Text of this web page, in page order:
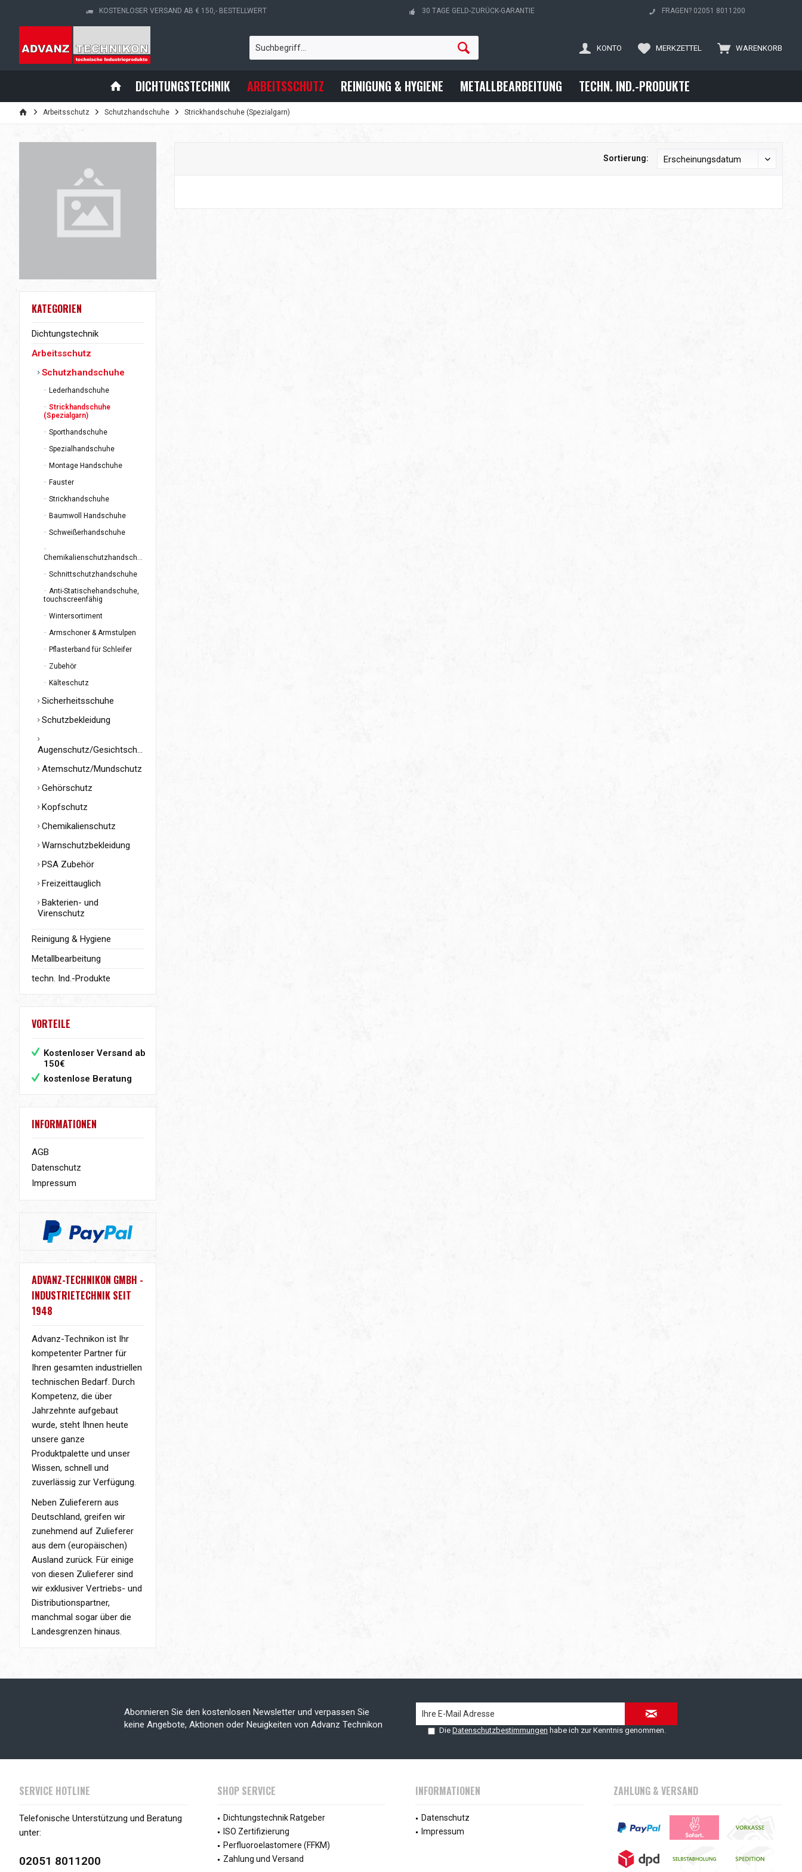
KOSTENLOSER VERSAND AB € 150,- BESTELLWERT 30 TAGE GELD-ZURÜCK-GARANTIE FRAGEN? 02051 8011200
WARENKORB
MERKZETTEL
KONTO
DICHTUNGSTECHNIK ARBEITSSCHUTZ REINIGUNG & HYGIENE METALLBEARBEITUNG TECHN. IND.-PRODUKTE
Arbeitsschutz Schutzhandschuhe Strickhandschuhe (Spezialgarn)
KATEGORIEN
Dichtungstechnik
Arbeitsschutz
Schutzhandschuhe
Lederhandschuhe
Strickhandschuhe
(Spezialgarn)
Sporthandschuhe
Spezialhandschuhe
Montage Handschuhe
Fauster
Strickhandschuhe
Baumwoll Handschuhe
Schweißerhandschuhe
Chemikalienschutzhandschuhe
Schnittschutzhandschuhe
Anti-Statischehandschuhe,
touchscreenfähig
Wintersortiment
Armschoner & Armstulpen
Pflasterband für Schleifer
Zubehör
Kälteschutz
Sicherheitsschuhe
Schutzbekleidung
Augenschutz/Gesichtschutz
Atemschutz/Mundschutz
Gehörschutz
Kopfschutz
Chemikalienschutz
Warnschutzbekleidung
PSA Zubehör
Freizeittauglich
Bakterien- und
Virenschutz
Reinigung & Hygiene
Metallbearbeitung
techn. Ind.-Produkte
VORTEILE
Kostenloser Versand ab
150€
kostenlose Beratung
INFORMATIONEN
AGB
Datenschutz
Impressum
ADVANZ-TECHNIKON GMBH -
INDUSTRIETECHNIK SEIT
1948
Advanz-Technikon ist Ihr
kompetenter Partner für
Ihren gesamten industriellen
technischen Bedarf. Durch
Kompetenz, die über
Jahrzehnte aufgebaut
wurde, steht Ihnen heute
unsere ganze
Produktpalette und unser
Wissen, schnell und
zuverlässig zur Verfügung.
Neben Zulieferern aus
Deutschland, greifen wir
zunehmend auf Zulieferer
aus dem (europäischen)
Ausland zurück. Für einige
von diesen Zulieferer sind
wir exklusiver Vertriebs- und
Distributionspartner,
manchmal sogar über die
Landesgrenzen hinaus.
Sortierung:
Abonnieren Sie den kostenlosen Newsletter und verpassen Sie
keine Angebote, Aktionen oder Neuigkeiten von Advanz Technikon
Die Datenschutzbestimmungen habe ich zur Kenntnis genommen.
SERVICE HOTLINE
Telefonische Unterstützung und Beratung
unter:
02051 8011200
SHOP SERVICE
Dichtungstechnik Ratgeber
ISO Zertifizierung
Perfluoroelastomere (FFKM)
Zahlung und Versand
INFORMATIONEN
Datenschutz
Impressum
ZAHLUNG & VERSAND